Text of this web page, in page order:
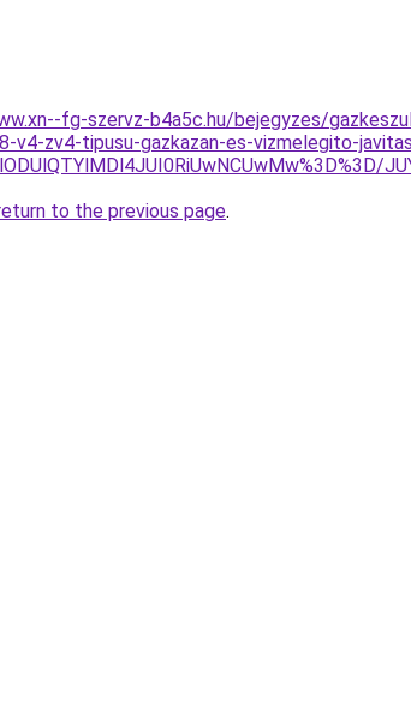
fg-szervz-b4a5c.hu/bejegyzes/
zv4-tipusu-gazkazan-es-vizmelegito-
to the previous page.